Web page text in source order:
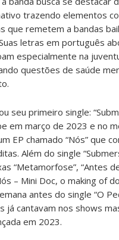
trazendo elementos
que remetem a bandas
letras em português
especialmente na
questões de saúde
seu primeiro single:
em março de 2023 e no
EP chamado “Nós” que
Além do single
“Metamorfose”, “Antes
– Mini Doc, o making of
antes do single “O
já cantavam nos shows
em 2023.